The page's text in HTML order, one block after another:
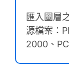
匯入圖層
源檔案：
2000、